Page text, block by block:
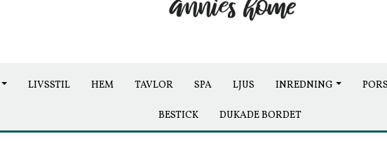
LIVSSTIL HEM TAVLOR SPA LJUS INREDNING
BESTICK DUKADE BORDET